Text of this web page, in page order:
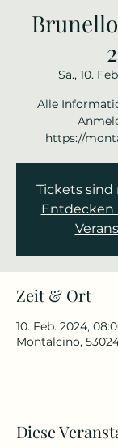
Sa., 10.
Alle
https://
Tickets sind
Entdecken
Zeit & Ort
10. Feb. 2024,
Montalcino,
Diese